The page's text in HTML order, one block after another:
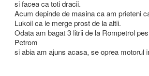
si facea ca toti dracii.
Acum depinde de masina ca am prieteni
Lukoil ca le merge prost de la altii.
Odata am bagat 3 litrii de la Rompetrol
Petrom
si abia am ajuns acasa, se oprea motorul